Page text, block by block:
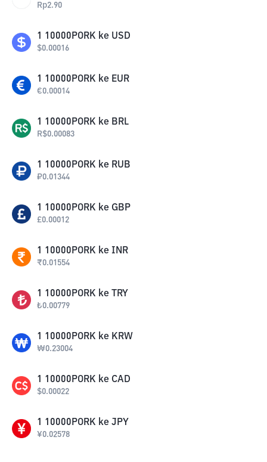
Rp2.90
1 10000PORK ke USD
$0.00016
1 10000PORK ke EUR
€0.00014
1 10000PORK ke BRL
R$0.00083
1 10000PORK ke RUB
₽0.01344
1 10000PORK ke GBP
£0.00012
1 10000PORK ke INR
₹0.01554
1 10000PORK ke TRY
₺0.00779
1 10000PORK ke KRW
₩0.23004
1 10000PORK ke CAD
$0.00022
1 10000PORK ke JPY
¥0.02578